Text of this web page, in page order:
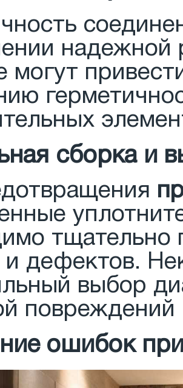
могут
сборка и
тщательно
и дефектов.
выбор
повреждений
ошибок